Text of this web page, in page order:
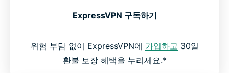
ExpressVPN 구독하기
위험 부담 없이 ExpressVPN에 가입하고 30일
환불 보장 혜택을 누리세요.*